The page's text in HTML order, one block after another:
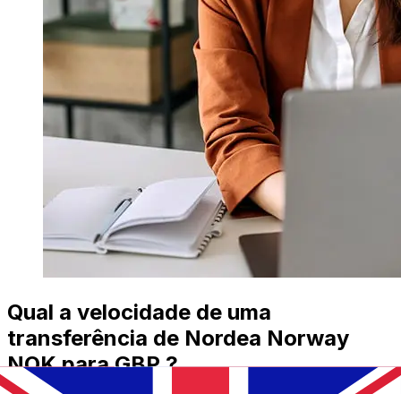
Qual a velocidade de uma
transferência de Nordea Norway
NOK para GBP ?